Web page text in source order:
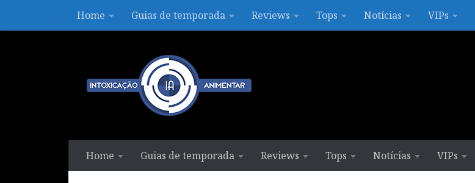
Skip to contentHome Guias de temporada Reviews Tops Notícias VIPs
Home Guias de temporada Reviews Tops Notícias VIPs